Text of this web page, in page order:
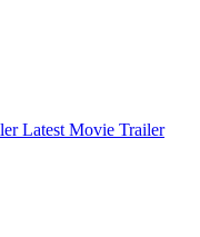
Latest Movie Trailer